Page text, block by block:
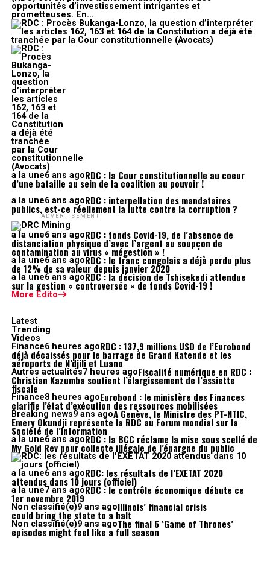
opportunités d’investissement intrigantes et
prometteuses. En...
a la une6 ans agoRDC : la Cour constitutionnelle au coeur
d’une bataille au sein de la coalition au pouvoir !
a la une6 ans agoRDC : interpellation des mandataires
publics, est-ce réellement la lutte contre la corruption ?
ADVERTISEMENT
a la une6 ans agoRDC : fonds Covid-19, de l’absence de
distanciation physique d’avec l’argent au soupçon de
contamination au virus « mégestion » !
a la une6 ans agoRDC : le franc congolais a déjà perdu plus
de 12% de sa valeur depuis janvier 2020
a la une6 ans agoRDC : la décision de Tshisekedi attendue
sur la gestion « controversée » de fonds Covid-19 !
More Edito
Latest
Trending
Videos
Finance6 heures agoRDC : 137,9 millions USD de l’Eurobond
déjà décaissés pour le barrage de Grand Katende et les
aéroports de N’djili et Luano
Autres actualités7 heures agoFiscalité numérique en RDC :
Christian Kazumba soutient l’élargissement de l’assiette
fiscale
Finance8 heures agoEurobond : le ministère des Finances
clarifie l’état d’exécution des ressources mobilisées
Breaking news9 ans agoA Genève, le Ministre des PT-NTIC,
Emery Okundji représente la RDC au Forum mondial sur la
Société de l’Information
a la une6 ans agoRDC : la BCC réclame la mise sous scellé de
My Gold Rev pour collecte illégale de l’épargne du public
a la une6 ans agoRDC: les résultats de l’EXETAT 2020
attendus dans 10 jours (officiel)
a la une7 ans agoRDC : le contrôle économique débute ce
1er novembre 2019
Non classifié(e)9 ans agoIllinois’ financial crisis
could bring the state to a halt
Non classifié(e)9 ans agoThe final 6 ‘Game of Thrones’
episodes might feel like a full season